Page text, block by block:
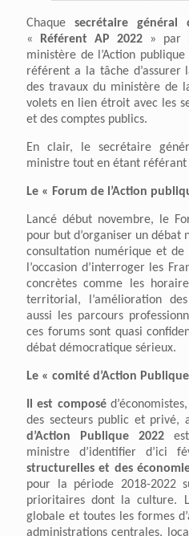
Chaque secrétaire général
« Référent AP 2022
» par
ministère de l’Action
référent a la tâche d’assurer
des travaux du ministère de
volets en lien étroit avec les
et des comptes publics.
En clair, le secrétaire
ministre tout en étant
Le « Forum de l’Action
Lancé début novembre, le
pour but d’organiser un débat
consultation numérique et
l’occasion d’interroger les
concrètes comme les
territorial, l’amélioration
aussi les parcours
ces forums sont quasi
débat démocratique sérieux.
Le « comité d’Action
l est composé
des secteurs public et privé,
d’Action Publique 2022est
ministre d’identifier d’ici
structurelles et des
pour la période 2018-2022
prioritaires dont la culture.
globale et toutes les formes
administrations centrales,